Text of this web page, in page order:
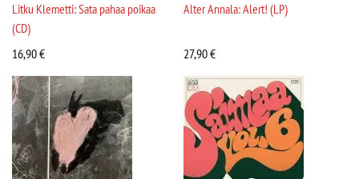
Litku Klemetti: Sata pahaa poikaa
(CD)
16,90€
Alter Annala: Alert! (LP)
27,90€